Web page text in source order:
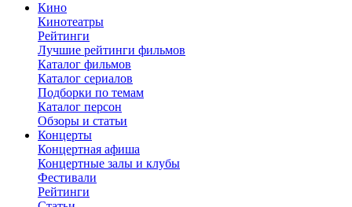
Кино
Кинотеатры
Рейтинги
Лучшие рейтинги фильмов
Каталог фильмов
Каталог сериалов
Подборки по темам
Каталог персон
Обзоры и статьи
Концерты
Концертная афиша
Концертные залы и клубы
Фестивали
Рейтинги